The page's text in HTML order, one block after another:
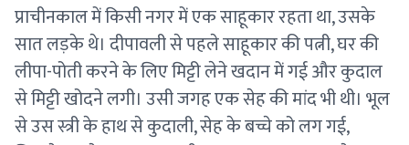
प्राचीनकाल में किसी नगर में एक साहूकार रहता था, उसके
सात लड़के थे। दीपावली से पहले साहूकार की पत्नी, घर की
लीपा-पोती करने के लिए मिट्टी लेने खदान में गई और कुदाल
से मिट्टी खोदने लगी। उसी जगह एक सेह की मांद भी थी। भूल
से उस स्त्री के हाथ से कुदाली, सेह के बच्चे को लग गई,